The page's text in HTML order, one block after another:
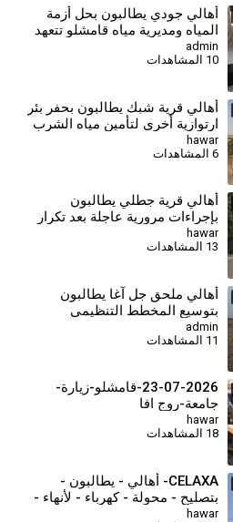
أهالي جودي يطالبون بحل أزمة
المياه ومديرية مياه قامشلو تتعهد
بإجراءات إسعافية
admin
أهالي قرية شبك يطالبون بحفر بئر
ارتوازية أخرى لتأمين مياه الشرب
hawar
6 المشاهدات
أهالي قرية جطلي يطالبون
بإجراءات مرورية عاجلة بعد تكرار
الحوادث
hawar
⁣أهالي ملحق جل آغا يطالبون
بتوسيع المخطط التنظيمي
للحصول على الخدمات الأساسية
admin
11 المشاهدات
23-07-2026-قامشلو-زيارة-
جامعة-روج افا
hawar
18 المشاهدات
CELAXA- أهالي - يطالبون -
بتصليح - محولة - كهرباء - لأنهاء -
معاناتهم - من انقطاع - تيار -
hawar